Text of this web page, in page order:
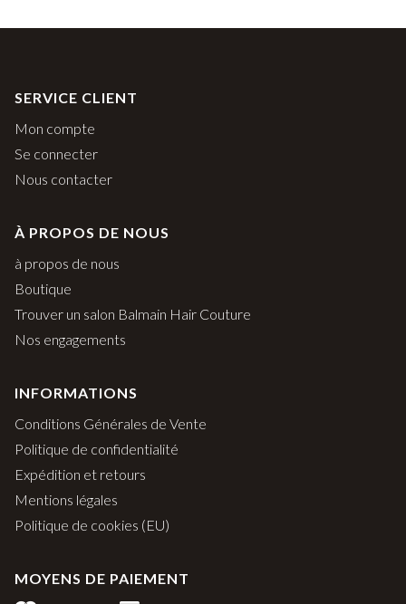
SERVICE CLIENT
Mon compte
Se connecter
Nous contacter
À PROPOS DE NOUS
à propos de nous
Boutique
Trouver un salon Balmain Hair Couture
Nos engagements
INFORMATIONS
Conditions Générales de Vente
Politique de confidentialité
Expédition et retours
Mentions légales
Politique de cookies (EU)
MOYENS DE PAIEMENT